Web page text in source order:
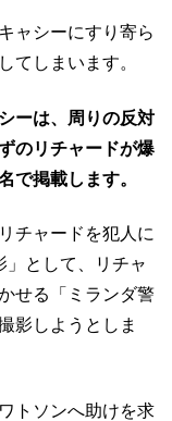
ャシーにすり寄ら
てしまいます。
ーは、周りの反対
のリチャードが爆
で掲載します。
チャードを犯人に
」として、リチャ
せる「ミランダ警
影しようとしま
トソンへ助けを求